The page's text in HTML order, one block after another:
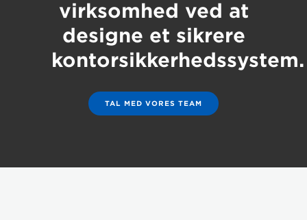
virksomhed ved at
designe et sikrere
kontorsikkerhedssystem.
TAL MED VORES TEAM